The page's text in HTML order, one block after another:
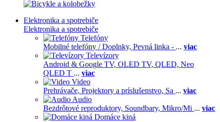
Elektronika a spotrebiče
Elektronika a spotrebiče
Telefóny
Mobilné telefóny / Doplnky, Pevná linka - ... viac
Televízory
Android & Google TV, OLED TV, QLED, Neo
QLED T ... viac
Video
Prehrávače, Projektory a príslušenstvo, Sa ... viac
Audio
Bezdrôtové reproduktory, Soundbary, Mikro/Mi ... viac
Domáce kiná